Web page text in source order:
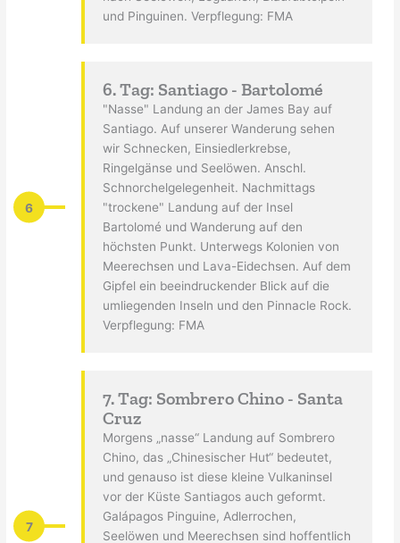
und Pinguinen. Verpflegung: FMA
6
6. Tag: Santiago - Bartolomé
"Nasse" Landung an der James Bay auf
Santiago. Auf unserer Wanderung sehen
wir Schnecken, Einsiedlerkrebse,
Ringelgänse und Seelöwen. Anschl.
Schnorchelgelegenheit. Nachmittags
"trockene" Landung auf der Insel
Bartolomé und Wanderung auf den
höchsten Punkt. Unterwegs Kolonien von
Meerechsen und Lava-Eidechsen. Auf dem
Gipfel ein beeindruckender Blick auf die
umliegenden Inseln und den Pinnacle Rock.
Verpflegung: FMA
7
7. Tag: Sombrero Chino - Santa
Cruz
Morgens „nasse“ Landung auf Sombrero
Chino, das „Chinesischer Hut“ bedeutet,
und genauso ist diese kleine Vulkaninsel
vor der Küste Santiagos auch geformt.
Galápagos Pinguine, Adlerrochen,
Seelöwen und Meerechsen sind hoffentlich